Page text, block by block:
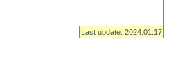
Last update: 2024.01.17